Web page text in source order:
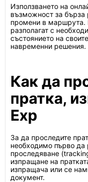
Използването на
възможност за бърза
промени в маршрута.
разполагат с
състоянието на
навременни решения.
Как да
пратка,
Exp
За да проследите
необходимо първо да
проследяване
изпращане на
изпращача или се
документ.